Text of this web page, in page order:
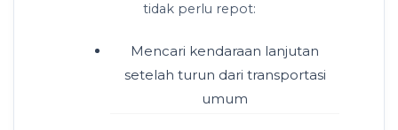
tidak perlu repot:
Mencari kendaraan lanjutan
setelah turun dari transportasi
umum